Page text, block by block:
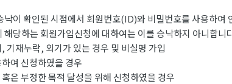
이 확인된 시점에서 회원번호(ID)와 비밀번호를 사용하여
당하는 회원가입신청에 대하여는 이를 승낙하지 아니합니
재누락, 외기가 있는 경우 및 비실명 가입
신청하였을 경우
부정한 목적 달성을 위해 신청하였을 경우